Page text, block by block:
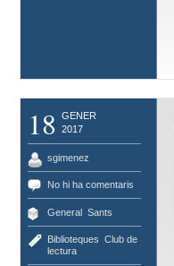
18
GENER
2017
sgimenez
No hi ha comentaris
General, Sants
Biblioteques Club de
lectura